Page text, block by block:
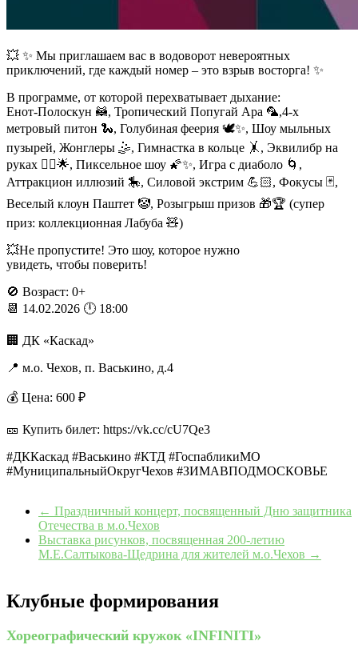
💥 ✨ Мы приглашаем вас в водоворот невероятных
приключений, где каждый номер – это взрыв восторга! ✨
В программе, от которой перехватывает дыхание:
Енот-Полоскун 🦝, Тропический Попугай Ара 🦜,4-х
метровый питон 🐍, Голубиная феерия 🕊✨, Шоу мыльных
пузырей, Жонглеры 🤹, Гимнастка в кольце 🤸, Эквилибр на
руках 🤸‍♂🌟, Пиксельное шоу 🌠✨, Игра с диаболо 🌀,
Аттракцион иллюзий 🎠, Силовой экстрим 💪🏻, Фокусы 🃏,
Веселый клоун Паштет 🤡, Розыгрыш призов 🎁🏆 (супер
приз: коллекционная Лабуба 🧸)
💥Не пропустите! Это шоу, которое нужно
увидеть, чтобы поверить!
🚫 Возраст: 0+
📆 14.02.2026 🕛 18:00
🏢 ДК «Каскад»
📍 м.о. Чехов, п. Васькино, д.4
💰 Цена: 600 ₽
🎫 Купить билет: https://vk.cc/cU7Qe3
#ДККаскад #Васькино #КТД #ГоспабликиМО
#МуниципальныйОкругЧехов #ЗИМАВПОДМОСКОВЬЕ
← Праздничный концерт, посвященный Дню защитника
Отечества в м.о.Чехов
Выставка рисунков, посвященная 200-летию
М.Е.Салтыкова-Щедрина для жителей м.о.Чехов →
Клубные формирования
Хореографический кружок «INFINITI»